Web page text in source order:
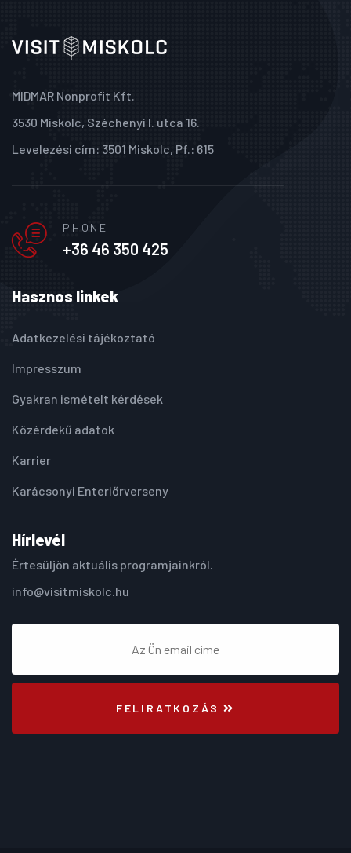
MIDMAR Nonprofit Kft.
3530 Miskolc, Széchenyi I. utca 16.
Levelezési cím: 3501 Miskolc, Pf.: 615
PHONE
+36 46 350 425
Hasznos linkek
Adatkezelési tájékoztató
Impresszum
Gyakran ismételt kérdések
Közérdekű adatok
Karrier
Karácsonyi Enteriőrverseny
Hírlevél
Értesüljön aktuális programjainkról.
info@visitmiskolc.hu
FELIRATKOZÁS